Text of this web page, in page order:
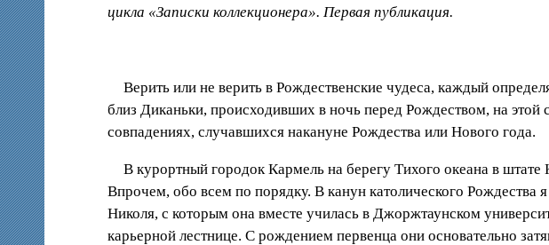
цикла «Записки коллекционера». Первая публикация.
Верить или не верить в Рождественские чудеса, каждый
близ Диканьки, происходивших в ночь перед Рождеством, на
совпадениях, случавшихся накануне Рождества или Нового года.
В курортный городок Кармель на берегу Тихого океана в
Впрочем, обо всем по порядку. В канун католического
Николя, с которым она вместе училась в Джоржтаунском
карьерной лестнице. C рождением первенца они основательно